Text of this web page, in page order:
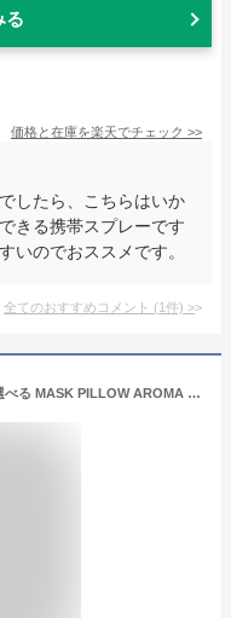
る
価格と在庫を楽天でチェック >>
したら、こちらはいか
きる携帯スプレーです
いのでおススメです。
全てのおすすめコメント (1件) >
【マスクスプレー】お得 2本セット 選べる MASK PILLOW AROMA レソンシエル ジャポン ピロー アロマ 消臭 静菌 専用の箱付き